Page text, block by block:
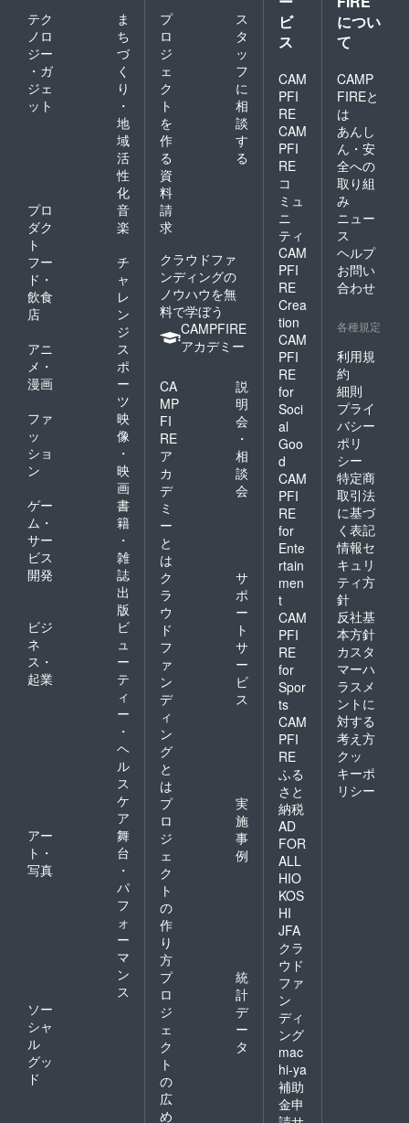
テク
ノロ
ジー
・ガ
ジェ
ット
ま
ち
づ
く
り
・
地
域
活
性
化
プロ
ダク
ト
音
楽
フー
ド・
飲食
店
チ
ャ
レ
ン
ジ
アニ
メ・
漫画
ス
ポ
ー
ツ
ファ
ッ
ショ
ン
映
像
・
映
画
ゲー
ム・
サー
ビス
開発
書
籍
・
雑
誌
出
版
ビジ
ネ
ス・
起業
ビ
ュ
ー
テ
ィ
ー
・
ヘ
ル
ス
ケ
ア
アー
ト・
写真
舞
台
・
パ
フ
ォ
ー
マ
ン
ス
ソー
シャ
ル
グッ
ド
プ
ロ
ジ
ェ
ク
ト
を
作
る
ス
タ
ッ
フ
に
相
談
す
る
資
料
請
求
クラウドファ
ンディングの
ノウハウを無
料で学ぼう
CAMPFIRE
アカデミー
CA
MP
FI
RE
ア
カ
デ
ミ
ー
と
は
説
明
会
・
相
談
会
ク
ラ
ウ
ド
フ
ァ
ン
デ
ィ
ン
グ
と
は
サ
ポ
ー
ト
サ
ー
ビ
ス
プ
ロ
ジ
ェ
ク
ト
の
作
り
方
実
施
事
例
プ
ロ
ジ
ェ
ク
ト
の
広
め
統
計
デ
ー
タ
ビ
ス
CAM
PFI
RE
CAM
PFI
RE
コ
ミュ
ニ
ティ
CAM
PFI
RE
Crea
tion
CAM
PFI
RE
for
Soci
al
Goo
d
CAM
PFI
RE
for
Ente
rtain
men
t
CAM
PFI
RE
for
Spor
ts
CAM
PFI
RE
ふる
さと
納税
AD
FOR
ALL
HIO
KOS
HI
JFA
クラ
ウド
ファ
ン
ディ
ング
mac
hi-ya
補助
金申
につい
て
CAMP
FIREと
は
あんし
ん・安
全への
取り組
み
ニュー
ス
ヘルプ
お問い
合わせ
各種規定
利用規
約
細則
プライ
バシー
ポリ
シー
特定商
取引法
に基づ
く表記
情報セ
キュリ
ティ方
針
反社基
本方針
カスタ
マーハ
ラスメ
ントに
対する
考え方
クッ
キーポ
リシー